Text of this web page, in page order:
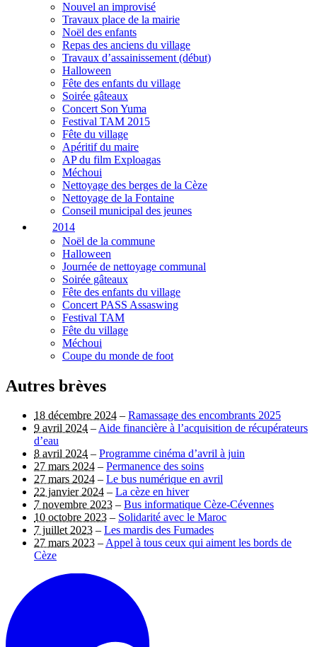
Nouvel an improvisé
Travaux place de la mairie
Noël des enfants
Repas des anciens du village
Travaux d’assainissement (début)
Halloween
Fête des enfants du village
Soirée gâteaux
Concert Son Yuma
Festival TAM 2015
Fête du village
Apéritif du maire
AP du film Exploagas
Méchoui
Nettoyage des berges de la Cèze
Nettoyage de la Fontaine
Conseil municipal des jeunes
2014
Noël de la commune
Halloween
Journée de nettoyage communal
Soirée gâteaux
Fête des enfants du village
Concert PASS Assaswing
Festival TAM
Fête du village
Méchoui
Coupe du monde de foot
Autres brèves
18 décembre 2024 – Ramassage des encombrants 2025
9 avril 2024 –Aide financière à l’acquisition de récupérateurs
d’eau
8 avril 2024 – Programme cinéma d’avril à juin
27 mars 2024 – Permanence des soins
27 mars 2024 – Le bus numérique en avril
22 janvier 2024 – La cèze en hiver
7 novembre 2023 – Bus informatique Cèze-Cévennes
10 octobre 2023 – Solidarité avec le Maroc
7 juillet 2023 – Les mardis des Fumades
27 mars 2023 –Appel à tous ceux qui aiment les bords de
Cèze